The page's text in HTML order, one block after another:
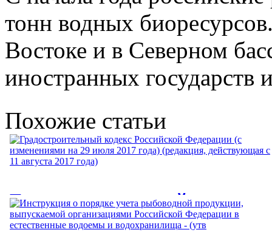
тонн водных
Востоке и в Северном
иностранных государств
Похожие статьи
Градостроительный кодекс
Российской Федерации (с